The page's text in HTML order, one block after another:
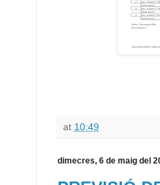
at 10:49
dimecres, 6 de maig del